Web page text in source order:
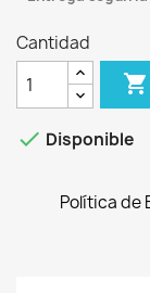
Cantidad

 Disponible
Política de